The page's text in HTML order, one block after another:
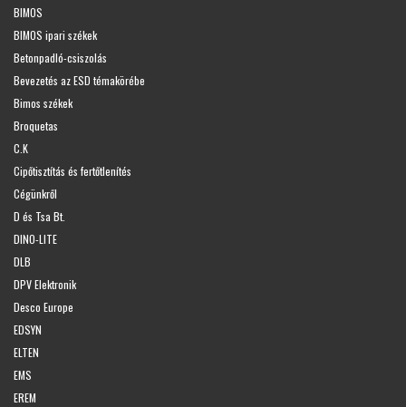
BIMOS
BIMOS ipari székek
Betonpadló-csiszolás
Bevezetés az ESD témakörébe
Bimos székek
Broquetas
C.K
Cipőtisztítás és fertőtlenítés
Cégünkről
D és Tsa Bt.
DINO-LITE
DLB
DPV Elektronik
Desco Europe
EDSYN
ELTEN
EMS
EREM